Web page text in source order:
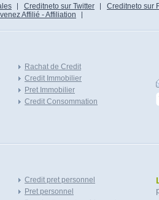
Creditneto sur Twitter Creditneto sur
Affilié - Affiliation
Rachat de Credit
Credit Immobilier
Pret Immobilier
Credit Consommation
Credit pret personnel
Pret personnel